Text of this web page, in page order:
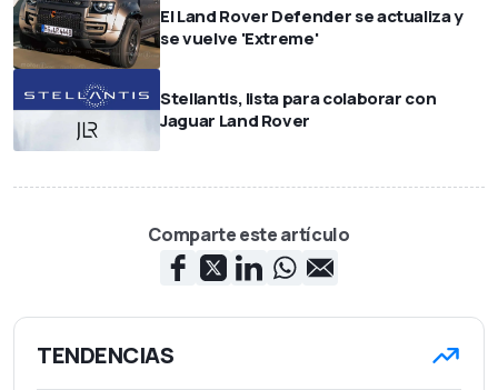
El Land Rover Defender se actualiza y
se vuelve 'Extreme'
Stellantis, lista para colaborar con
Jaguar Land Rover
Comparte este artículo
TENDENCIAS